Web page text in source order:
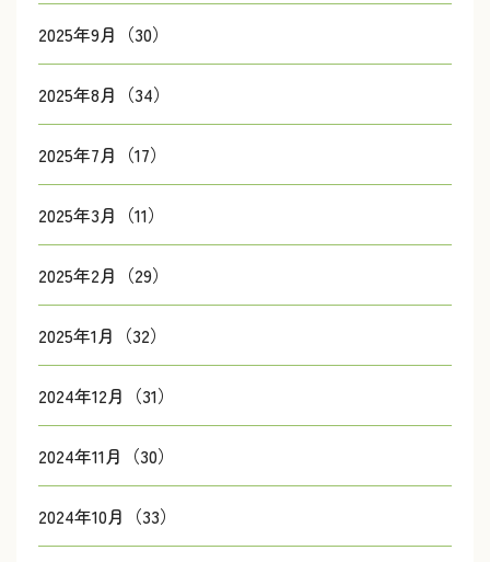
2025年9月（30）
2025年8月（34）
2025年7月（17）
2025年3月（11）
2025年2月（29）
2025年1月（32）
2024年12月（31）
2024年11月（30）
2024年10月（33）